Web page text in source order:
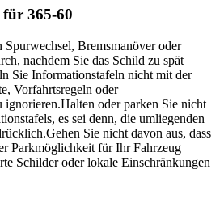
365-60
Spurwechsel, Bremsmanöver oder
nachdem Sie das Schild zu spät
Sie Informationstafeln nicht mit der
Vorfahrtsregeln oder
ignorieren.Halten oder parken Sie nicht
es sei denn, die umliegenden
Gehen Sie nicht davon aus, dass
Parkmöglichkeit für Ihr Fahrzeug
Schilder oder lokale Einschränkungen